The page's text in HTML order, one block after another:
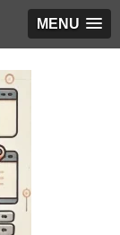
MENU